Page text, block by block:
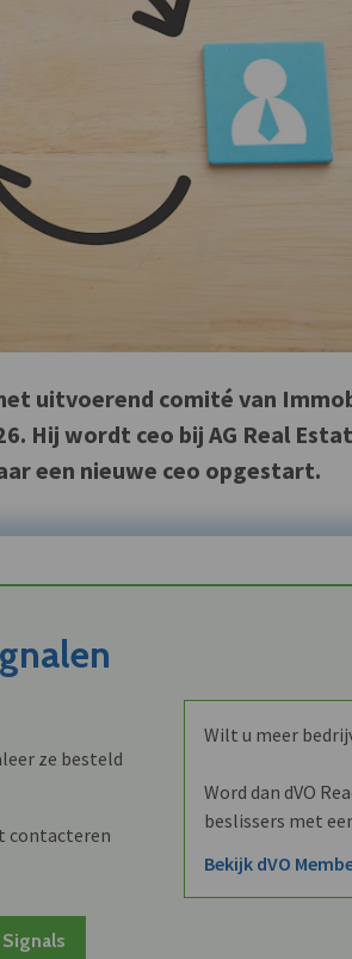
uitvoerend comité van
Hij wordt ceo bij AG Real
een nieuwe ceo opgestart.
ze besteld
contacteren
Wilt u meer
Word dan dVO
beslissers met
Bekijk dVO